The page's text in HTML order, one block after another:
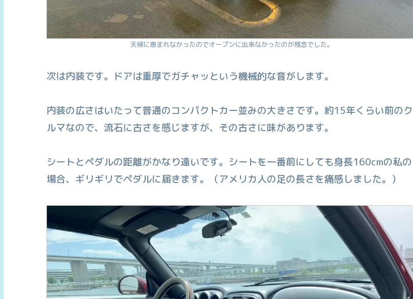
天候に恵まれなかったのでオープンに出来なかったのが残念でした。
次は内装です。ドアは重厚でガチャッという機械的な音がします。
内装の広さはいたって普通のコンパクトカー並みの大きさです。約15年くらい前のク
ルマなので、流石に古さを感じますが、その古さに味があります。
シートとペダルの距離がかなり遠いです。シートを一番前にしても身長160cmの私の
場合、ギリギリでペダルに届きます。（アメリカ人の足の長さを痛感しました。）